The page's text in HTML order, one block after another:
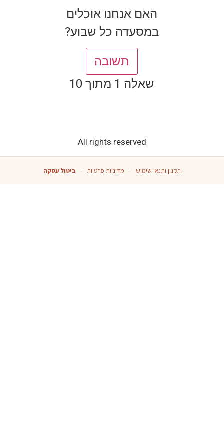
האם אנחנו אוכלים
במסעדה כל שבוע?
תשובה
שאלה 1 מתוך 10
All rights reserved
תקנון ותנאי שימוש · מדיניות פרטיות · ביטול עסקה